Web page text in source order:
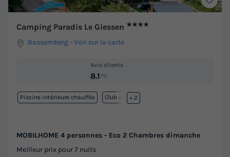
Camping Paradis Le Giessen ★★★★
Bassemberg -Voir sur la carte
Avis clients
8.1 /10
Piscine intérieure chauffée Club enfant
+ 2
MOBILHOME 4 personnes - Eco 2 Chambres dimanche
Meilleur prix pour 7 nuits